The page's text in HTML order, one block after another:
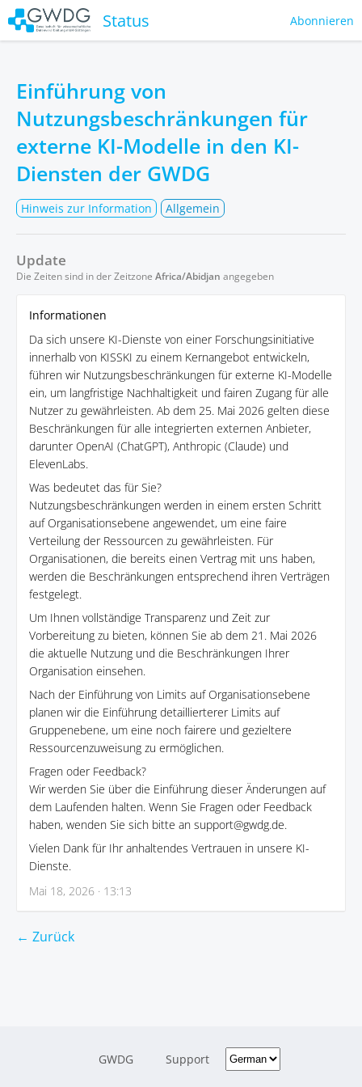
Status Abonnieren
Einführung von
Nutzungsbeschränkungen für
externe KI-Modelle in den KI-
Diensten der GWDG
Hinweis zur Information Allgemein
Update
Die Zeiten sind in der Zeitzone Africa/Abidjan angegeben
Informationen
Da sich unsere KI-Dienste von einer Forschungsinitiative
innerhalb von KISSKI zu einem Kernangebot entwickeln,
führen wir Nutzungsbeschränkungen für externe KI-Modelle
ein, um langfristige Nachhaltigkeit und fairen Zugang für alle
Nutzer zu gewährleisten. Ab dem 25. Mai 2026 gelten diese
Beschränkungen für alle integrierten externen Anbieter,
darunter OpenAI (ChatGPT), Anthropic (Claude) und
ElevenLabs.
Was bedeutet das für Sie?
Nutzungsbeschränkungen werden in einem ersten Schritt
auf Organisationsebene angewendet, um eine faire
Verteilung der Ressourcen zu gewährleisten. Für
Organisationen, die bereits einen Vertrag mit uns haben,
werden die Beschränkungen entsprechend ihren Verträgen
festgelegt.
Um Ihnen vollständige Transparenz und Zeit zur
Vorbereitung zu bieten, können Sie ab dem 21. Mai 2026
die aktuelle Nutzung und die Beschränkungen Ihrer
Organisation einsehen.
Nach der Einführung von Limits auf Organisationsebene
planen wir die Einführung detaillierterer Limits auf
Gruppenebene, um eine noch fairere und gezieltere
Ressourcenzuweisung zu ermöglichen.
Fragen oder Feedback?
Wir werden Sie über die Einführung dieser Änderungen auf
dem Laufenden halten. Wenn Sie Fragen oder Feedback
haben, wenden Sie sich bitte an support@gwdg.de.
Vielen Dank für Ihr anhaltendes Vertrauen in unsere KI-
Dienste.
Mai 18, 2026 · 13:13
← Zurück
GWDG Support